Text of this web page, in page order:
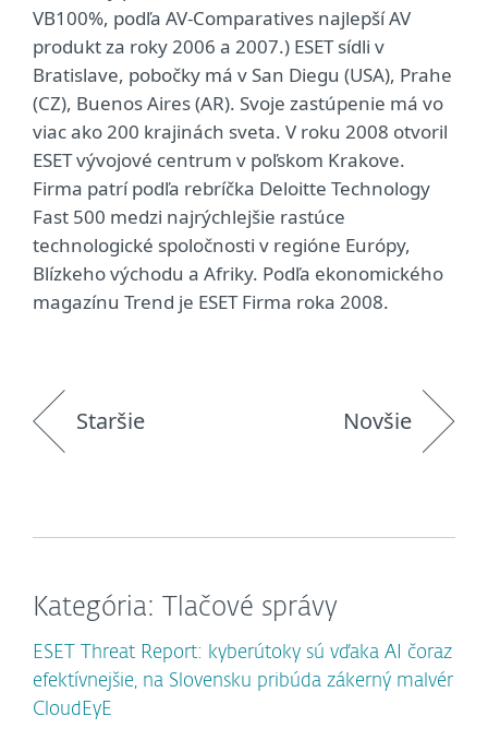
VB100%, podľa AV-Comparatives najlepší AV
produkt za roky 2006 a 2007.) ESET sídli v
Bratislave, pobočky má v San Diegu (USA), Prahe
(CZ), Buenos Aires (AR). Svoje zastúpenie má vo
viac ako 200 krajinách sveta. V roku 2008 otvoril
ESET vývojové centrum v poľskom Krakove.
Firma patrí podľa rebríčka Deloitte Technology
Fast 500 medzi najrýchlejšie rastúce
technologické spoločnosti v regióne Európy,
Blízkeho východu a Afriky. Podľa ekonomického
magazínu Trend je ESET Firma roka 2008.
Staršie Novšie
Kategória: Tlačové správy
ESET Threat Report: kyberútoky sú vďaka AI čoraz
efektívnejšie, na Slovensku pribúda zákerný malvér
CloudEyE